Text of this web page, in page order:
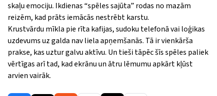
skaļu emociju. Ikdienas “spēles sajūta” rodas no mazām
reizēm, kad prāts iemācās nestrēbt karstu.
Krustvārdu mīkla pie rīta kafijas, sudoku telefonā vai loģikas
uzdevums uz galda nav liela apņemšanās. Tā ir vienkārša
prakse, kas uztur galvu aktīvu. Un tieši tāpēc šīs spēles paliek
vērtīgas arī tad, kad ekrānu un ātru lēmumu apkārt kļūst
arvien vairāk.